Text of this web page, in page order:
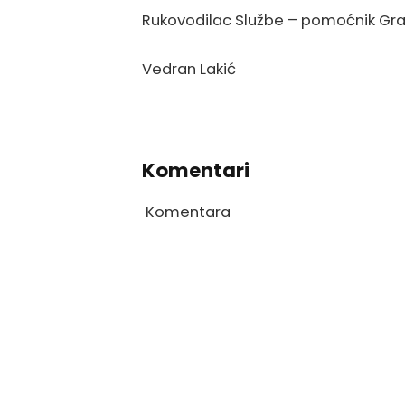
Rukovodilac Službe – pomoćnik
Vedran Lakić
Komentari
Komentara